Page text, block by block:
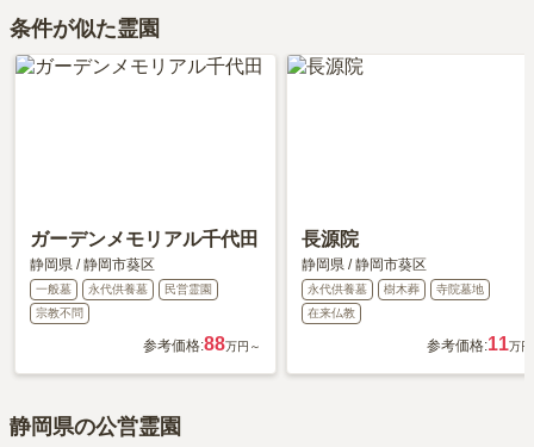
西福寺 のうこつぼがある静岡県の納骨堂の相場価格は、約50万円
です。
納骨堂について詳しく知りたい方は『納骨堂とは？お墓との違い・
はい、西福寺 のうこつぼは永代供養に対応しています。
費用は、約49.8万円からとなっております。
西福寺 のうこつぼがある静岡県の永代供養墓の相場価格は、約79
条件が似た霊園
ガーデンメモリアル千代田
静岡県 /静岡市葵区
一般墓 永代供養墓
民営霊園
宗教不問
参考価格:88万円～
長源院
静岡県 /静岡市葵区
永代供養墓 樹木葬
寺院墓地
在来仏教
参考価格:11万円
静岡県の公営霊園